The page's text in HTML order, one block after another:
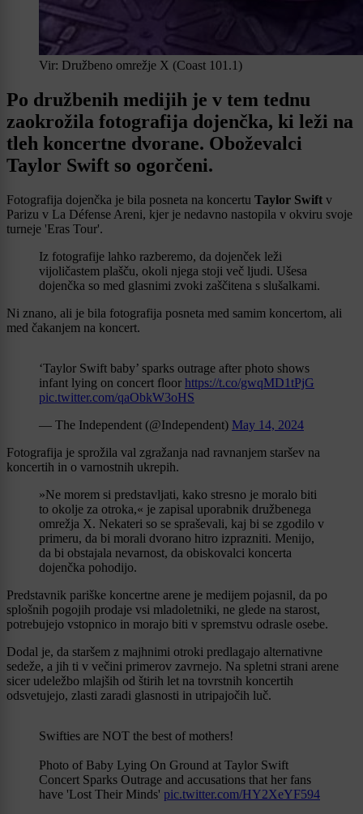
Vir: Družbeno omrežje X (Coast 101.1)
Po družbenih medijih je v tem tednu
zaokrožila fotografija dojenčka, ki leži na
tleh koncertne dvorane. Oboževalci
Taylor Swift so ogorčeni.
Fotografija dojenčka je bila posneta na koncertu Taylor Swift v
Parizu v La Défense Areni, kjer je nedavno nastopila v okviru svoje
turneje 'Eras Tour'.
Iz fotografije lahko razberemo, da dojenček leži
vijoličastem plašču, okoli njega stoji več ljudi. Ušesa
dojenčka so med glasnimi zvoki zaščitena s slušalkami.
Ni znano, ali je bila fotografija posneta med samim koncertom, ali
med čakanjem na koncert.
‘Taylor Swift baby’ sparks outrage after photo shows
infant lying on concert floor https://t.co/gwqMD1tPjG
pic.twitter.com/qaObkW3oHS
— The Independent (@Independent) May 14, 2024
Fotografija je sprožila val zgražanja nad ravnanjem staršev na
koncertih in o varnostnih ukrepih.
»Ne morem si predstavljati, kako stresno je moralo biti
to okolje za otroka,« je zapisal uporabnik družbenega
omrežja X. Nekateri so se spraševali, kaj bi se zgodilo v
primeru, da bi morali dvorano hitro izprazniti. Menijo,
da bi obstajala nevarnost, da obiskovalci koncerta
dojenčka pohodijo.
Predstavnik pariške koncertne arene je medijem pojasnil, da po
splošnih pogojih prodaje vsi mladoletniki, ne glede na starost,
potrebujejo vstopnico in morajo biti v spremstvu odrasle osebe.
Dodal je, da staršem z majhnimi otroki predlagajo alternativne
sedeže, a jih ti v večini primerov zavrnejo. Na spletni strani arene
sicer udeležbo mlajših od štirih let na tovrstnih koncertih
odsvetujejo, zlasti zaradi glasnosti in utripajočih luč.
Swifties are NOT the best of mothers!
Photo of Baby Lying On Ground at Taylor Swift
Concert Sparks Outrage and accusations that her fans
have 'Lost Their Minds' pic.twitter.com/HY2XeYF594